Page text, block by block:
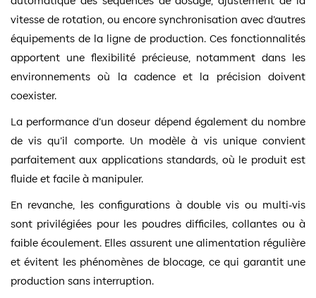
vitesse de rotation, ou encore synchronisation avec d’autres
équipements de la ligne de production. Ces fonctionnalités
apportent une flexibilité précieuse, notamment dans les
environnements où la cadence et la précision doivent
coexister.
La performance d’un doseur dépend également du nombre
de vis qu’il comporte. Un modèle à vis unique convient
parfaitement aux applications standards, où le produit est
fluide et facile à manipuler.
En revanche, les configurations à double vis ou multi-vis
sont privilégiées pour les poudres difficiles, collantes ou à
faible écoulement. Elles assurent une alimentation régulière
et évitent les phénomènes de blocage, ce qui garantit une
production sans interruption.